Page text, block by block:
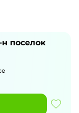
поселок